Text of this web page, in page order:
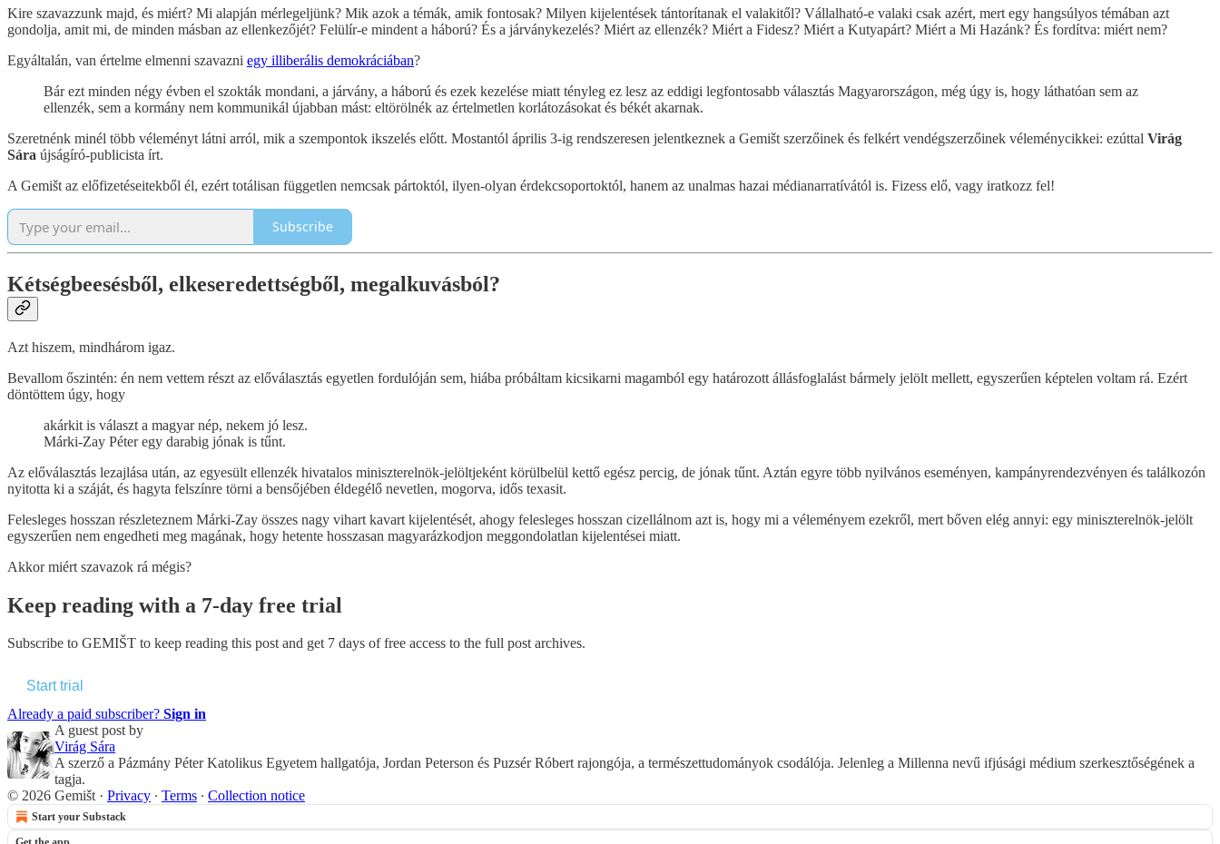
Kire szavazzunk majd, és miért? Mi alapján mérlegeljünk? Mik azok a témák, amik fontosak? Milyen kijelentések tántorítanak el valakitől? Vállalható-e valaki csak azért, mert egy hangsúlyos témában azt
gondolja, amit mi, de minden másban az ellenkezőjét? Felülír-e mindent a háború? És a járványkezelés? Miért az ellenzék? Miért a Fidesz? Miért a Kutyapárt? Miért a Mi Hazánk? És fordítva: miért nem?
Egyáltalán, van értelme elmenni szavazni egy illiberális demokráciában?
Bár ezt minden négy évben el szokták mondani, a járvány, a háború és ezek kezelése miatt tényleg ez lesz az eddigi legfontosabb választás Magyarországon, még úgy is, hogy láthatóan sem az
ellenzék, sem a kormány nem kommunikál újabban mást: eltörölnék az értelmetlen korlátozásokat és békét akarnak.
Szeretnénk minél több véleményt látni arról, mik a szempontok ikszelés előtt. Mostantól április 3-ig rendszeresen jelentkeznek a Gemišt szerzőinek és felkért vendégszerzőinek véleménycikkei: ezúttal Virág
Sára újságíró-publicista írt.
A Gemišt az előfizetéseitekből él, ezért totálisan független nemcsak pártoktól, ilyen-olyan érdekcsoportoktól, hanem az unalmas hazai médianarratívától is. Fizess elő, vagy iratkozz fel!
Subscribe
Kétségbeesésből, elkeseredettségből, megalkuvásból?
Azt hiszem, mindhárom igaz.
Bevallom őszintén: én nem vettem részt az előválasztás egyetlen fordulóján sem, hiába próbáltam kicsikarni magamból egy határozott állásfoglalást bármely jelölt mellett, egyszerűen képtelen voltam rá. Ezért
döntöttem úgy, hogy
akárkit is választ a magyar nép, nekem jó lesz.
Márki-Zay Péter egy darabig jónak is tűnt.
Az előválasztás lezajlása után, az egyesült ellenzék hivatalos miniszterelnök-jelöltjeként körülbelül kettő egész percig, de jónak tűnt. Aztán egyre több nyilvános eseményen, kampányrendezvényen és találkozón
nyitotta ki a száját, és hagyta felszínre törni a bensőjében éldegélő nevetlen, mogorva, idős texasit.
Felesleges hosszan részleteznem Márki-Zay összes nagy vihart kavart kijelentését, ahogy felesleges hosszan cizellálnom azt is, hogy mi a véleményem ezekről, mert bőven elég annyi: egy miniszterelnök-jelölt
egyszerűen nem engedheti meg magának, hogy hetente hosszasan magyarázkodjon meggondolatlan kijelentései miatt.
Akkor miért szavazok rá mégis?
Keep reading with a 7-day free trial
Subscribe to GEMIŠT to keep reading this post and get 7 days of free access to the full post archives.
Start trial
Already a paid subscriber? Sign in
A guest post by
Virág Sára
A szerző a Pázmány Péter Katolikus Egyetem hallgatója, Jordan Peterson és Puzsér Róbert rajongója, a természettudományok csodálója. Jelenleg a Millenna nevű ifjúsági médium szerkesztőségének a
tagja.
© 2026 Gemišt· Privacy ∙ Terms ∙ Collection notice
Start your Substack